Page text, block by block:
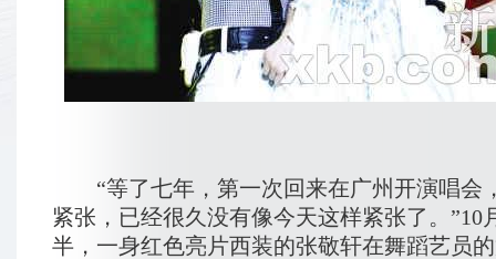
“等了七年，第一次回来在广州开演唱会
紧张，已经很久没有像今天这样紧张了。”10
半，一身红色亮片西装的张敬轩在舞蹈艺员